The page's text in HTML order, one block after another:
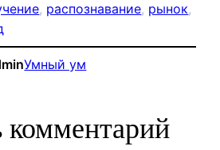
, распознавание, рынок
Умный ум
комментарий